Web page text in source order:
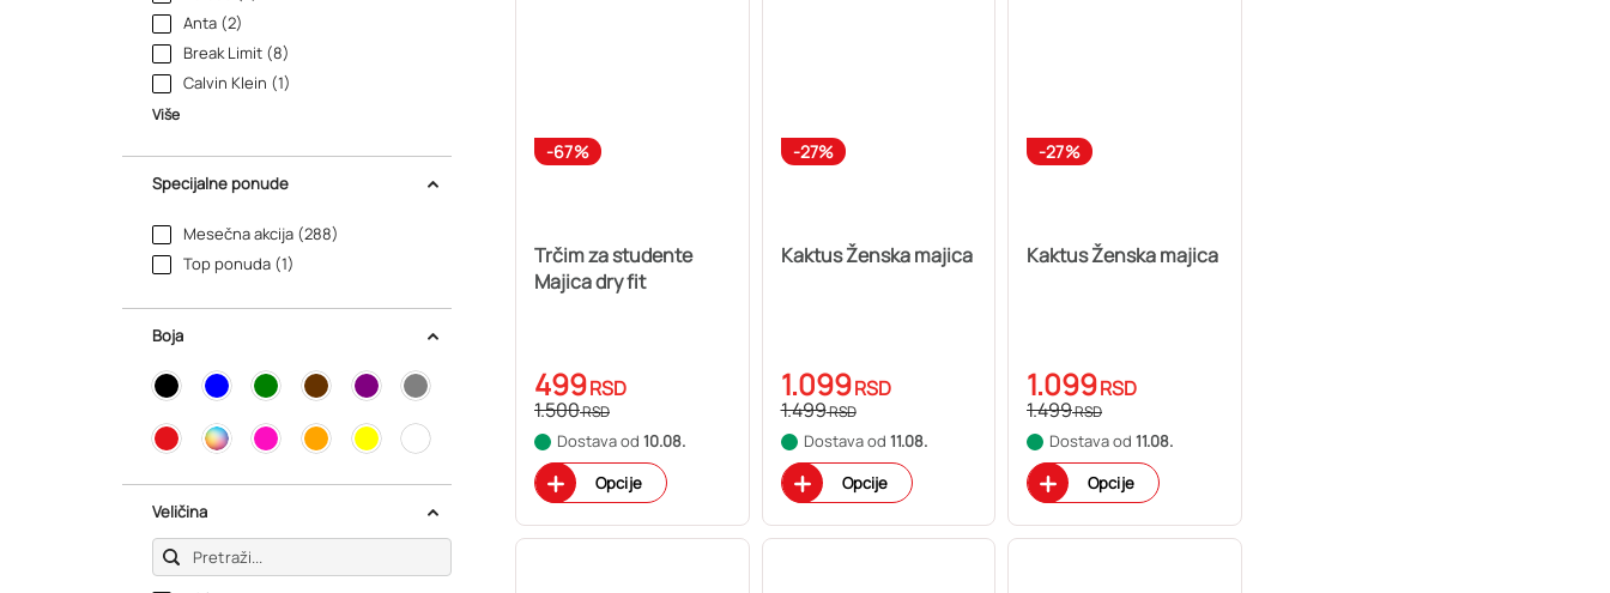
Anta (2)
Break Limit (8)
Calvin Klein (1)
Više
Specijalne ponude
Mesečna akcija (288)
Top ponuda (1)
Boja
Veličina
-67%
Trčim za studente
Majica dry fit
499RSD
1.500RSD
Dostava od 10.08.
Opcije
-27%
Kaktus Ženska majica
1.099RSD
1.499RSD
Dostava od 11.08.
Opcije
-27%
Kaktus Ženska majica
1.099RSD
1.499RSD
Dostava od 11.08.
Opcije